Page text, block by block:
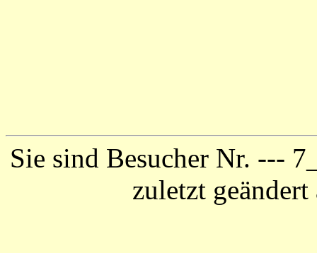
Sie sind Besucher Nr. ---
zuletzt